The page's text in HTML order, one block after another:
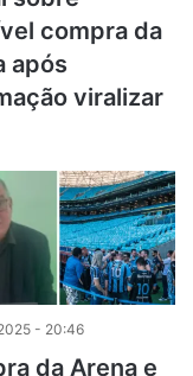
compra da
após
viralizar
- 20:46
da Arena e